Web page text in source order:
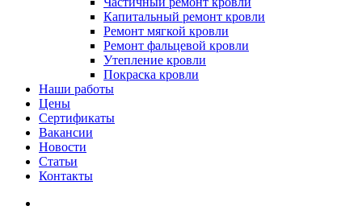
Капитальный ремонт кровли
Ремонт мягкой кровли
Ремонт фальцевой кровли
Утепление кровли
Покраска кровли
Наши работы
Цены
Сертификаты
Вакансии
Новости
Статьи
Контакты